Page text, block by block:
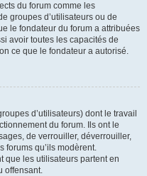
du forum comme les
groupes d’utilisateurs ou de
le fondateur du forum a attribuées
avoir toutes les capacités de
ce que le fondateur a autorisé.
d’utilisateurs) dont le travail
du forum. Ils ont le
de verrouiller, déverrouiller,
forums qu’ils modèrent.
que les utilisateurs partent en
offensant.